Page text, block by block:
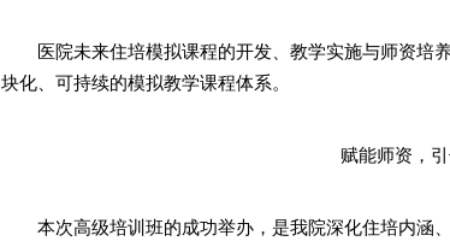
医院未来住培模拟课程的开发、教学实施与师资培
块化、可持续的模拟教学课程体系。
赋能师资，
本次高级培训班的成功举办，是我院深化住培内